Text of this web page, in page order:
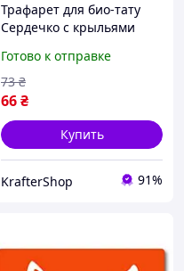
Трафарет для био-тату
Сердечко с крыльями
15х20 см
Готово к отправке
66₴
73 ₴
Купить
KrafterShop 91%